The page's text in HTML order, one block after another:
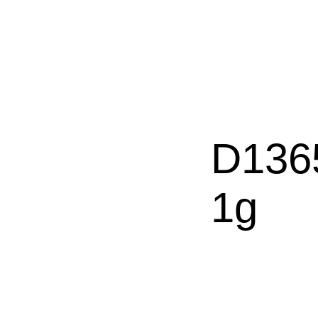
1g